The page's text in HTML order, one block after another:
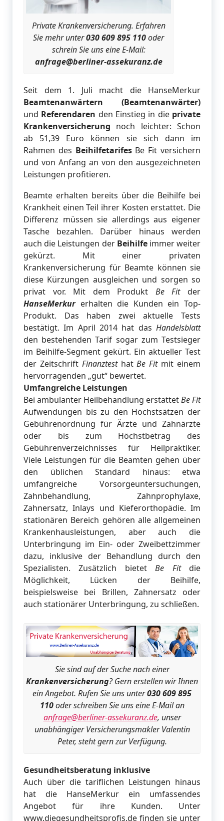
Private Krankenversicherung. Erfahren
Sie mehr unter030 609 895 110oder
schrein Sie uns eine E-Mail:
anfrage@berliner-assekuranz.de
Seit dem 1. Juli macht die HanseMerkur
Beamtenanwärtern (Beamtenanwärter)
und Referendaren den Einstieg in die private
Krankenversicherung noch leichter: Schon
ab 51,39 Euro können sie sich dann im
Rahmen des BeihilfetarifesBe Fit versichern
und von Anfang an von den ausgezeichneten
Leistungen profitieren.
Beamte erhalten bereits über die Beihilfe bei
Krankheit einen Teil ihrer Kosten erstattet. Die
Differenz müssen sie allerdings aus eigener
Tasche bezahlen. Darüber hinaus werden
auch die Leistungen der Beihilfeimmer weiter
gekürzt. Mit einer privaten
Krankenversicherung für Beamte können sie
diese Kürzungen ausgleichen und sorgen so
privat vor. Mit dem Produkt Be Fitder
HanseMerkur erhalten die Kunden ein Top-
Produkt. Das haben zwei aktuelle Tests
bestätigt. Im April 2014 hat das Handelsblatt
den bestehenden Tarif sogar zum Testsieger
im Beihilfe-Segment gekürt. Ein aktueller Test
der Zeitschrift FinanztesthatBe Fitmit einem
hervorragenden „gut“ bewertet.
Umfangreiche Leistungen
Bei ambulanter Heilbehandlung erstattetBe Fit
Aufwendungen bis zu den Höchstsätzen der
Gebührenordnung für Ärzte und Zahnärzte
oder bis zum Höchstbetrag des
Gebührenverzeichnisses für Heilpraktiker.
Viele Leistungen für die Beamten gehen über
den üblichen Standard hinaus: etwa
umfangreiche Vorsorgeuntersuchungen,
Zahnbehandlung, Zahnprophylaxe,
Zahnersatz, Inlays und Kieferorthopädie. Im
stationären Bereich gehören alle allgemeinen
Krankenhausleistungen, aber auch die
Unterbringung im Ein- oder Zweibettzimmer
dazu, inklusive der Behandlung durch den
Spezialisten. Zusätzlich bietetBe Fitdie
Möglichkeit, Lücken der Beihilfe,
beispielsweise bei Brillen, Zahnersatz oder
auch stationärer Unterbringung, zu schließen.
Sie sind auf der Suche nach einer
Krankenversicherung? Gern erstellen wir Ihnen
ein Angebot. Rufen Sie uns unter030 609 895
110oder schreiben Sie uns eine E-Mail an
anfrage@berliner-assekuranz.de, unser
unabhängiger Versicherungsmakler Valentin
Peter, steht gern zur Verfügung.
Gesundheitsberatung inklusive
Auch über die tariflichen Leistungen hinaus
hat die HanseMerkur ein umfassendes
Angebot für ihre Kunden. Unter
www.diegesundheitsprofis.de finden sie unter